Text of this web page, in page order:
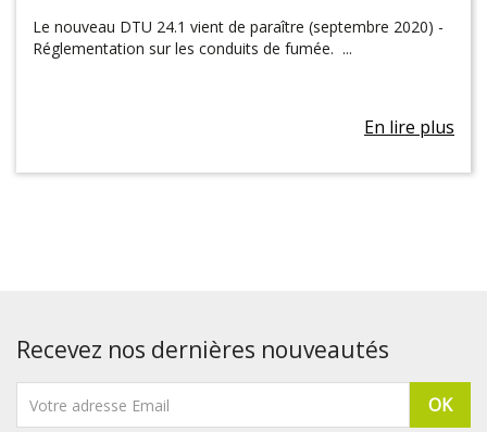
Le nouveau DTU 24.1 vient de paraître (septembre 2020) -
Réglementation sur les conduits de fumée. ...
En lire plus
Recevez nos dernières nouveautés